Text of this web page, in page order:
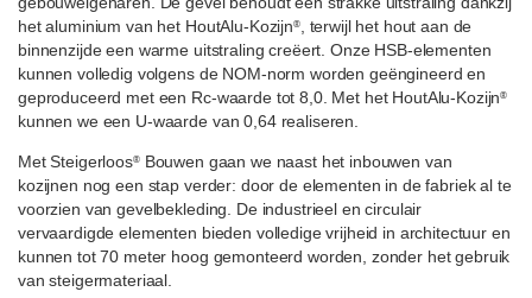
het aluminium van het HoutAlu-Kozijn®, terwijl het hout aan de
binnenzijde een warme uitstraling creëert. Onze HSB-elementen
kunnen volledig volgens de NOM-norm worden geëngineerd en
geproduceerd met een Rc-waarde tot 8,0. Met het HoutAlu-Kozijn®
kunnen we een U-waarde van 0,64 realiseren.
Met Steigerloos®Bouwen gaan we naast het inbouwen van
kozijnen nog een stap verder: door de elementen in de fabriek al te
voorzien van gevelbekleding. De industrieel en circulair
vervaardigde elementen bieden volledige vrijheid in architectuur en
kunnen tot 70 meter hoog gemonteerd worden, zonder het gebruik
van steigermateriaal.